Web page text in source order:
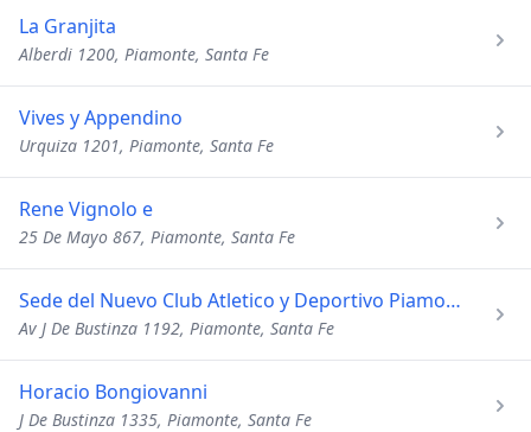
La Granjita
Alberdi 1200, Piamonte, Santa Fe
Vives y Appendino
Urquiza 1201, Piamonte, Santa Fe
Rene Vignolo e
25 De Mayo 867, Piamonte, Santa Fe
Sede del Nuevo Club Atletico y Deportivo Piamonte
Av J De Bustinza 1192, Piamonte, Santa Fe
Horacio Bongiovanni
J De Bustinza 1335, Piamonte, Santa Fe